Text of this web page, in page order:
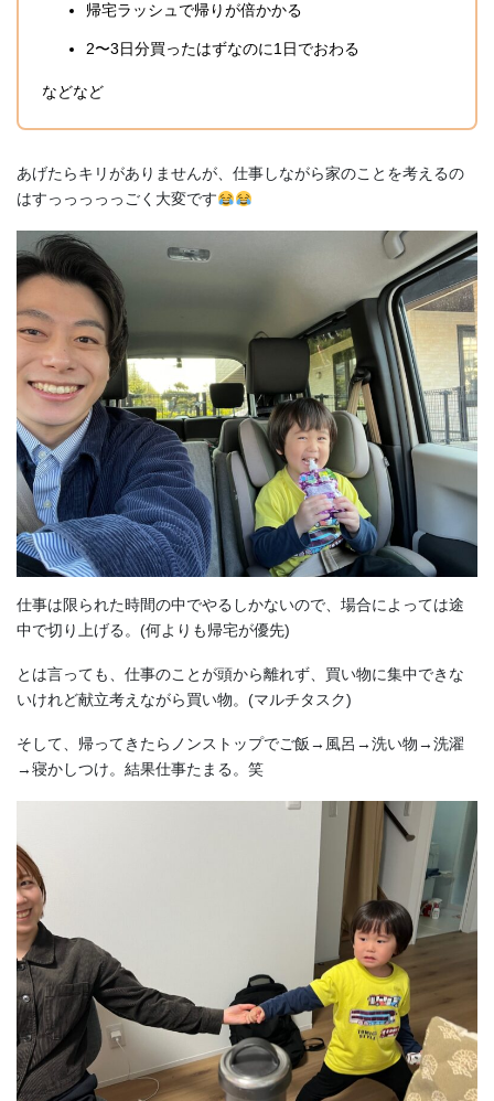
帰宅ラッシュで帰りが倍かかる
2〜3日分買ったはずなのに1日でおわる
などなど
あげたらキリがありませんが、仕事しながら家のことを考えるの
はすっっっっっごく大変です
仕事は限られた時間の中でやるしかないので、場合によっては途
中で切り上げる。(何よりも帰宅が優先)
とは言っても、仕事のことが頭から離れず、買い物に集中できな
いけれど献立考えながら買い物。(マルチタスク)
そして、帰ってきたらノンストップでご飯→風呂→洗い物→洗濯
→寝かしつけ。結果仕事たまる。笑